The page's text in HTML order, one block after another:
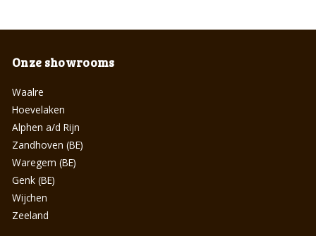
Onze showrooms
Waalre
Hoevelaken
Alphen a/d Rijn
Zandhoven (BE)
Waregem (BE)
Genk (BE)
Wijchen
Zeeland